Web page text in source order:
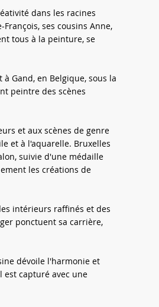
dans les racines
ses cousins Anne,
tous à la peinture, se
Gand, en Belgique, sous la
peintre des scènes
et aux scènes de genre
et à l'aquarelle. Bruxelles
suivie d'une médaille
les créations de
intérieurs raffinés et des
ponctuent sa carrière,
dévoile l'harmonie et
capturé avec une